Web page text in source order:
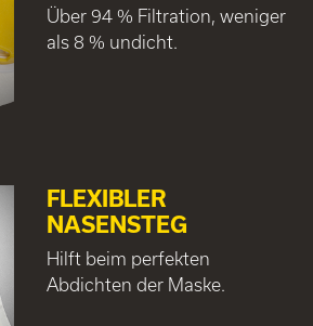
Über 94 % Filtration, weniger
als 8 % undicht.
FLEXIBLER
NASENSTEG
Hilft beim perfekten
Abdichten der Maske.